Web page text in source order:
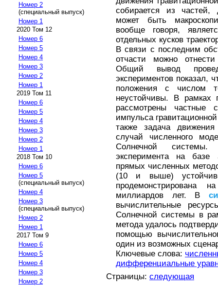
Номер 2
(специальный выпуск)
Номер 1
2020 Том 12
Номер 6
Номер 5
Номер 4
Номер 3
Номер 2
Номер 1
2019 Том 11
Номер 6
Номер 5
Номер 4
Номер 3
Номер 2
Номер 1
2018 Том 10
Номер 6
Номер 5
(специальный выпуск)
Номер 4
Номер 3
(специальный выпуск)
Номер 2
Номер 1
2017 Том 9
Номер 6
Номер 5
Номер 4
Номер 3
Номер 2
собирается из частей,
может быть
вообще говоря,
отдельных кусков
В связи с последним
отчасти можно
Общий вывод
экспериментов показал,
положения с числом
неустойчивы. В рамках
рассмотрены частные
импульса
также задача
случай численного
Солнечной
эксперимента на базе
прямых численных
(10 и выше)
миллиардов лет. В
вычислительные
Солнечной системы в
метода удалось
помощью
один из возможных
Ключевые слова:
дифференциальные
Страницы: следующая